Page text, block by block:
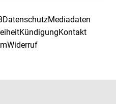
DatenschutzMediadaten
KündigungKontakt
Widerruf